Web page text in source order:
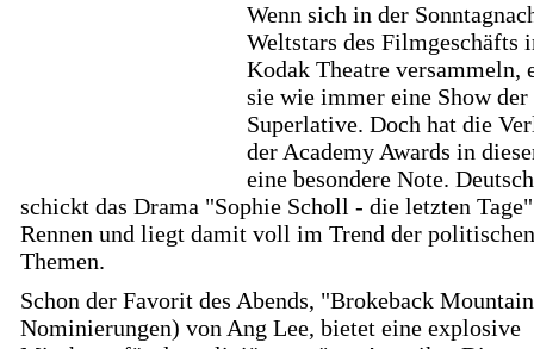
Wenn sich in der
Weltstars des Filmgeschäfts
Kodak Theatre versammeln,
sie wie immer eine Show der
Superlative. Doch hat die
der Academy Awards in
eine besondere Note.
schickt das Drama "Sophie Scholl - die letzten
Rennen und liegt damit voll im Trend der politischen
Themen.
Schon der Favorit des Abends, "Brokeback
Nominierungen) von Ang Lee, bietet eine explosive